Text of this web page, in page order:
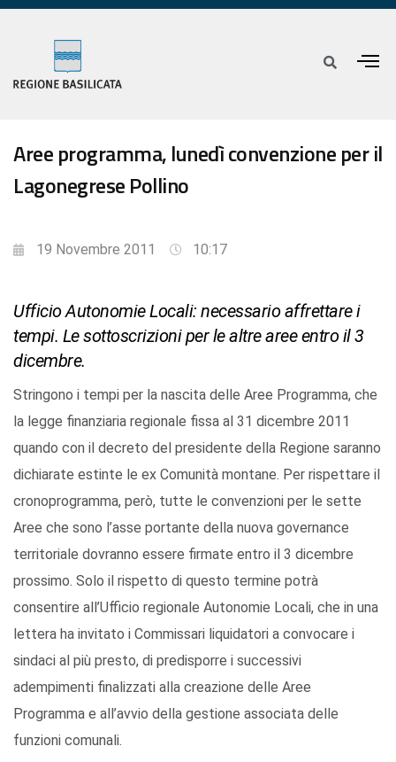
Aree programma, lunedì convenzione per il
Lagonegrese Pollino
19 Novembre 2011 10:17
Ufficio Autonomie Locali: necessario affrettare i
tempi. Le sottoscrizioni per le altre aree entro il 3
dicembre.
Stringono i tempi per la nascita delle Aree Programma, che
la legge finanziaria regionale fissa al 31 dicembre 2011
quando con il decreto del presidente della Regione saranno
dichiarate estinte le ex Comunità montane. Per rispettare il
cronoprogramma, però, tutte le convenzioni per le sette
Aree che sono l’asse portante della nuova governance
territoriale dovranno essere firmate entro il 3 dicembre
prossimo. Solo il rispetto di questo termine potrà
consentire all’Ufficio regionale Autonomie Locali, che in una
lettera ha invitato i Commissari liquidatori a convocare i
sindaci al più presto, di predisporre i successivi
adempimenti finalizzati alla creazione delle Aree
Programma e all’avvio della gestione associata delle
funzioni comunali.